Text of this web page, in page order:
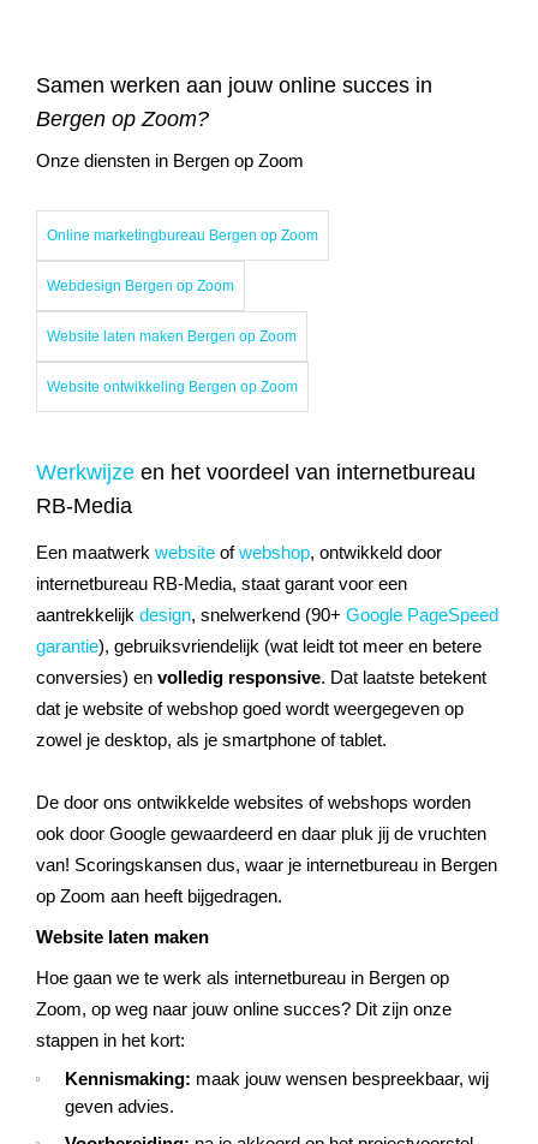
Samen werken aan jouw online succes in
Bergen op Zoom?
Onze diensten in Bergen op Zoom
Online marketingbureau Bergen op Zoom
Webdesign Bergen op Zoom
Website laten maken Bergen op Zoom
Website ontwikkeling Bergen op Zoom
Werkwijze en het voordeel van internetbureau
RB-Media
Een maatwerk website ofwebshop, ontwikkeld door
internetbureau RB-Media, staat garant voor een
aantrekkelijk design, snelwerkend (90+ Google PageSpeed
garantie), gebruiksvriendelijk (wat leidt tot meer en betere
conversies) en volledig responsive. Dat laatste betekent
dat je website of webshop goed wordt weergegeven op
zowel je desktop, als je smartphone of tablet.
De door ons ontwikkelde websites of webshops worden
ook door Google gewaardeerd en daar pluk jij de vruchten
van! Scoringskansen dus, waar je internetbureau in Bergen
op Zoom aan heeft bijgedragen.
Website laten maken
Hoe gaan we te werk als internetbureau in Bergen op
Zoom, op weg naar jouw online succes? Dit zijn onze
stappen in het kort:
Kennismaking: maak jouw wensen bespreekbaar, wij
geven advies.